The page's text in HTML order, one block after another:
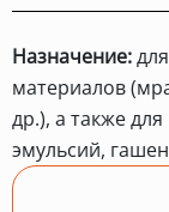
Назначение:
материалов
др.), а также
эмульсий,